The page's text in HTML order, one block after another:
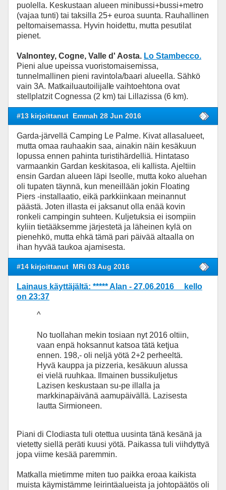
puolella. Keskustaan alueen minibussi+bussi+metro
(vajaa tunti) tai taksilla 25+ euroa suunta. Rauhallinen
peltomaisemassa. Hyvin hoidettu, mutta pesutilat
pienet.
Valnontey, Cogne, Valle d' Aosta. Lo Stambecco.
Pieni alue upeissa vuoristomaisemissa,
tunnelmallinen pieni ravintola/baari alueella. Sähkö
vain 3A. Matkailuautoilijalle vaihtoehtona ovat
stellplatzit Cognessa (2 km) tai Lillazissa (6 km).
#13 kirjoittanut Emmah 28 Jun 2016
Garda-järvellä Camping Le Palme. Kivat allasalueet,
mutta omaa rauhaakin saa, ainakin näin kesäkuun
lopussa ennen pahinta turistihärdelliä. Hintataso
varmaankin Gardan keskitasoa, eli kallista. Ajeltiin
ensin Gardan alueen läpi Iseolle, mutta koko aluehan
oli tupaten täynnä, kun meneillään jokin Floating
Piers -installaatio, eikä parkkiinkaan meinannut
päästä. Joten illasta ei jaksanut olla enää kovin
ronkeli campingin suhteen. Kuljetuksia ei isompiin
kyliin tietääksemme järjestetä ja läheinen kylä on
pienehkö, mutta ehkä tämä pari päivää altaalla on
ihan hyvää taukoa ajamisesta.
#14 kirjoittanut MRi 03 Aug 2016
Lainaus käyttäjältä: ***** Alan - 27.06.2016 kello
on 23:37
^
No tuollahan mekin tosiaan nyt 2016 oltiin,
vaan enpä hoksannut katsoa tätä ketjua
ennen. 198,- oli neljä yötä 2+2 perheeltä.
Hyvä kauppa ja pizzeria, kesäkuun alussa
ei vielä ruuhkaa. Ilmainen bussikuljetus
Lazisen keskustaan su-pe illalla ja
markkinapäivänä aamupäivällä. Lazisesta
lautta Sirmioneen.
Piani di Clodiasta tuli otettua uusinta tänä kesänä ja
vietetty siellä peräti kuusi yötä. Paikassa tuli viihdyttyä
jopa viime kesää paremmin.
Matkalla mietimme miten tuo paikka eroaa kaikista
muista käymistämme leirintäalueista ja johtopäätös oli